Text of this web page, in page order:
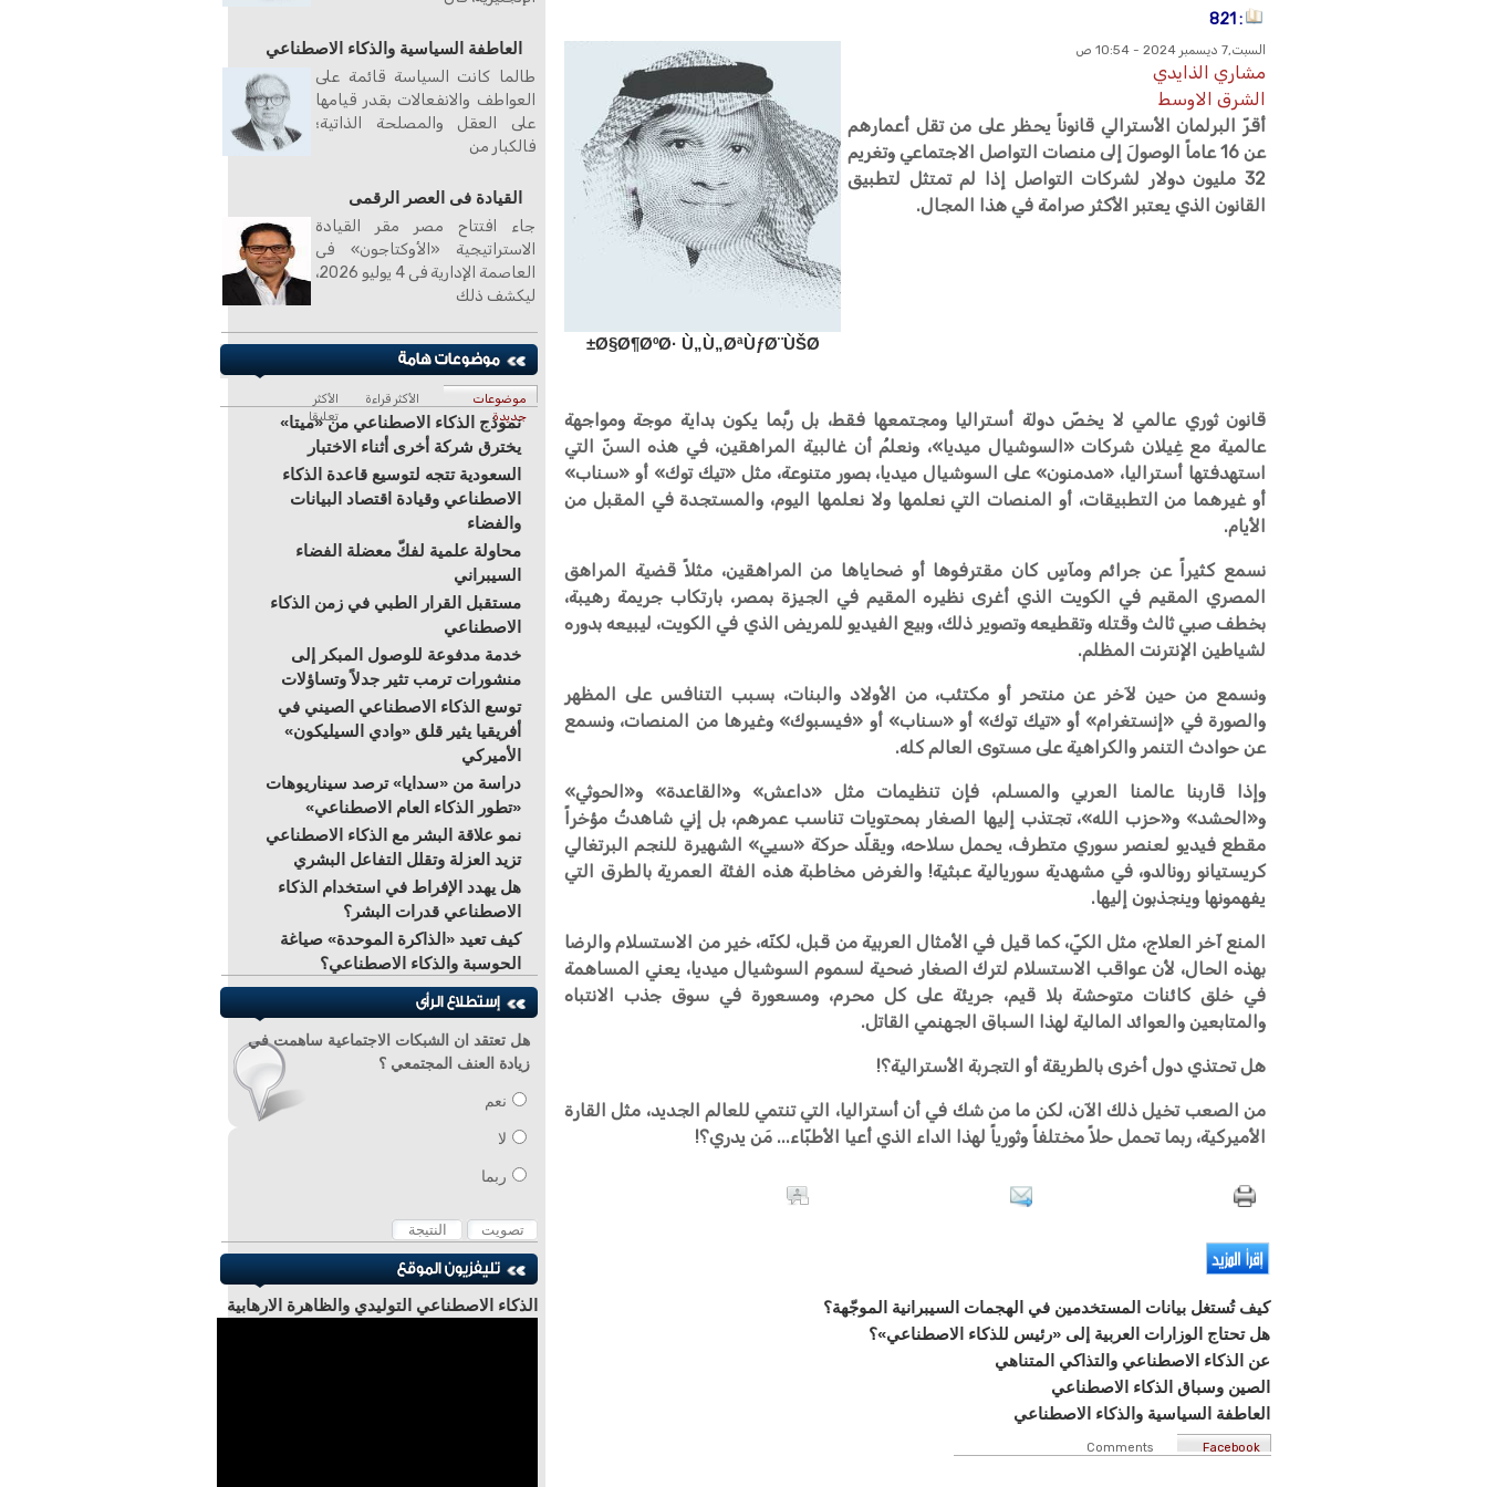
: 821
السبت,7 ديسمبر 2024 - 10:54 ص
مشاري الذايدي
الشرق الاوسط
أقرّ البرلمان الأسترالي قانوناً يحظر على من تقل أعمارهم
عن 16 عاماً الوصولَ إلى منصات التواصل الاجتماعي وتغريم
32 مليون دولار لشركات التواصل إذا لم تمتثل لتطبيق
القانون الذي يعتبر الأكثر صرامة في هذا المجال.
Ø§Ø¶ØºØ· Ù„Ù„ØªÙƒØ¨ÙŠØ±
قانون ثوري عالمي لا يخصّ دولة أستراليا ومجتمعها فقط، بل ربَّما يكون بداية موجة ومواجهة
عالمية مع غِيلان شركات «السوشيال ميديا»، ونعلمُ أن غالبية المراهقين، في هذه السنّ التي
استهدفتها أستراليا، «مدمنون» على السوشيال ميديا، بصور متنوعة، مثل «تيك توك» أو «سناب»
أو غيرهما من التطبيقات، أو المنصات التي نعلمها ولا نعلمها اليوم، والمستجدة في المقبل من
الأيام.
نسمع كثيراً عن جرائم ومآسٍ كان مقترفوها أو ضحاياها من المراهقين، مثلاً قضية المراهق
المصري المقيم في الكويت الذي أغرى نظيره المقيم في الجيزة بمصر، بارتكاب جريمة رهيبة،
بخطف صبي ثالث وقتله وتقطيعه وتصوير ذلك، وبيع الفيديو للمريض الذي في الكويت، ليبيعه بدوره
لشياطين الإنترنت المظلم.
ونسمع من حين لآخر عن منتحر أو مكتئب، من الأولاد والبنات، بسبب التنافس على المظهر
والصورة في «إنستغرام» أو «تيك توك» أو «سناب» أو «فيسبوك» وغيرها من المنصات، ونسمع
عن حوادث التنمر والكراهية على مستوى العالم كله.
وإذا قاربنا عالمنا العربي والمسلم، فإن تنظيمات مثل «داعش» و«القاعدة» و«الحوثي»
و«الحشد» و«حزب الله»، تجتذب إليها الصغار بمحتويات تناسب عمرهم، بل إني شاهدتُ مؤخراً
مقطع فيديو لعنصر سوري متطرف، يحمل سلاحه، ويقلّد حركة «سيي» الشهيرة للنجم البرتغالي
كريستيانو رونالدو، في مشهدية سوريالية عبثية! والغرض مخاطبة هذه الفئة العمرية بالطرق التي
يفهمونها وينجذبون إليها.
المنع آخر العلاج، مثل الكيّ، كما قيل في الأمثال العربية من قبل، لكنّه، خير من الاستسلام والرضا
بهذه الحال، لأن عواقب الاستسلام لترك الصغار ضحية لسموم السوشيال ميديا، يعني المساهمة
في خلق كائنات متوحشة بلا قيم، جريئة على كل محرم، ومسعورة في سوق جذب الانتباه
والمتابعين والعوائد المالية لهذا السباق الجهنمي القاتل.
هل تحتذي دول أخرى بالطريقة أو التجربة الأسترالية؟!
من الصعب تخيل ذلك الآن، لكن ما من شك في أن أستراليا، التي تنتمي للعالم الجديد، مثل القارة
الأميركية، ربما تحمل حلاً مختلفاً وثورياً لهذا الداء الذي أعيا الأطبّاء... مَن يدري؟!
كيف تُستغل بيانات المستخدمين في الهجمات السيبرانية الموجّهة؟
هل تحتاج الوزارات العربية إلى «رئيس للذكاء الاصطناعي»؟
عن الذكاء الاصطناعي والتذاكي المتناهي
الصين وسباق الذكاء الاصطناعي
العاطفة السياسية والذكاء الاصطناعي
Facebook
Comments
العاطفة السياسية والذكاء الاصطناعي
طالما كانت السياسة قائمة على
العواطف والانفعالات بقدر قيامها
على العقل والمصلحة الذاتية؛
فالكبار من
القيادة فى العصر الرقمى
جاء افتتاح مصر مقر القيادة
الاستراتيجية «الأوكتاجون» فى
العاصمة الإدارية فى 4 يوليو 2026،
ليكشف ذلك
موضوعات
جديدة
الأكثر قراءة
الأكثر
تعليقا
نموذج الذكاء الاصطناعي من «ميتا»
يخترق شركة أخرى أثناء الاختبار
السعودية تتجه لتوسيع قاعدة الذكاء
الاصطناعي وقيادة اقتصاد البيانات
والفضاء
محاولة علمية لفكّ معضلة الفضاء
السيبراني
مستقبل القرار الطبي في زمن الذكاء
الاصطناعي
خدمة مدفوعة للوصول المبكر إلى
منشورات ترمب تثير جدلاً وتساؤلات
توسع الذكاء الاصطناعي الصيني في
أفريقيا يثير قلق «وادي السيليكون»
الأميركي
دراسة من «سدايا» ترصد سيناريوهات
«تطور الذكاء العام الاصطناعي»
نمو علاقة البشر مع الذكاء الاصطناعي
تزيد العزلة وتقلل التفاعل البشري
هل يهدد الإفراط في استخدام الذكاء
الاصطناعي قدرات البشر؟
كيف تعيد «الذاكرة الموحدة» صياغة
الحوسبة والذكاء الاصطناعي؟
هل تعتقد ان الشبكات الاجتماعية ساهمت في
زيادة العنف المجتمعي ؟
نعم
لا
ربما
الذكاء الاصطناعي التوليدي والظاهرة الارهابية